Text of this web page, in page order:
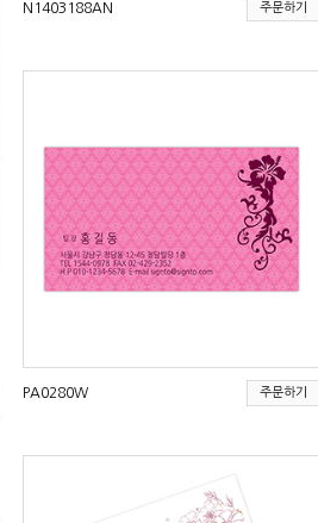
N1403188AN 주문하기
PA0280W 주문하기